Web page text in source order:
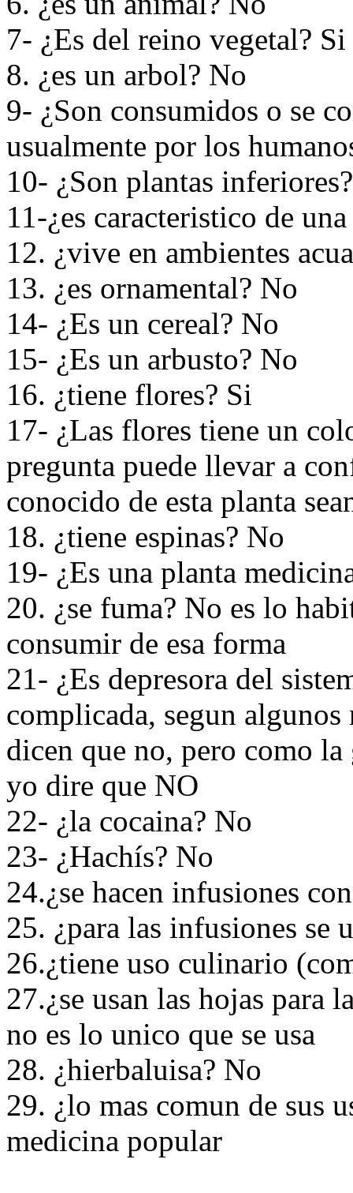
7- ¿Es del reino vegetal? Si
8. ¿es un arbol? No
9- ¿Son consumidos o se
usualmente por los
10- ¿Son plantas
11-¿es caracteristico de
12. ¿vive en ambientes
13. ¿es ornamental? No
14- ¿Es un cereal? No
15- ¿Es un arbusto? No
16. ¿tiene flores? Si
17- ¿Las flores tiene un
pregunta puede llevar a
conocido de esta planta
18. ¿tiene espinas? No
19- ¿Es una planta
20. ¿se fuma? No es lo
consumir de esa forma
21- ¿Es depresora del
complicada, segun
dicen que no, pero como
yo dire que NO
22- ¿la cocaina? No
23- ¿Hachís? No
24.¿se hacen infusiones
25. ¿para las infusiones se
26.¿tiene uso culinario
27.¿se usan las hojas para
no es lo unico que se usa
28. ¿hierbaluisa? No
29. ¿lo mas comun de sus
medicina popular